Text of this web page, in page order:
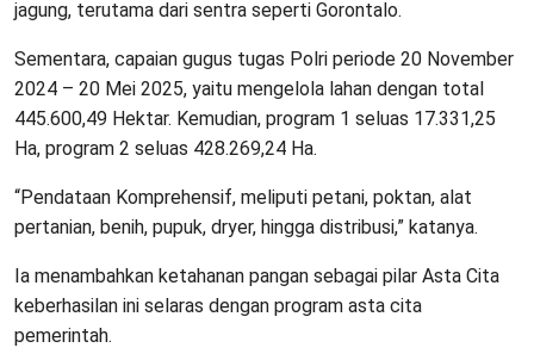
jagung, terutama dari sentra seperti Gorontalo.
Sementara, capaian gugus tugas Polri periode 20 November
2024 – 20 Mei 2025, yaitu mengelola lahan dengan total
445.600,49 Hektar. Kemudian, program 1 seluas 17.331,25
Ha, program 2 seluas 428.269,24 Ha.
“Pendataan Komprehensif, meliputi petani, poktan, alat
pertanian, benih, pupuk, dryer, hingga distribusi,” katanya.
Ia menambahkan ketahanan pangan sebagai pilar Asta Cita
keberhasilan ini selaras dengan program asta cita
pemerintah.